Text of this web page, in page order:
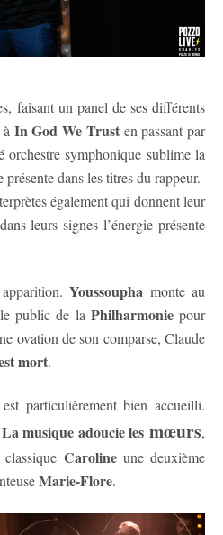
faisant un panel de ses différents
à In God We Trusten passant par
orchestre symphonique sublime la
dans les titres du rappeur.
également qui donnent leur
leurs signes l’énergie présente
Youssoupha monte au
public de la Philharmoniepour
ovation de son comparse, Claude
mort.
est particulièrement bien accueilli.
La musique adoucie lesmœurs,
Carolineune deuxième
Marie-Flore.